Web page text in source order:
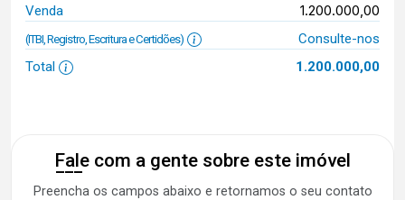
Venda 1.200.000,00
(ITBI, Registro, Escritura e Certidões)
Consulte-nos
Total
1.200.000,00
Fale com a gente sobre este imóvel
Preencha os campos abaixo e retornamos o seu contato